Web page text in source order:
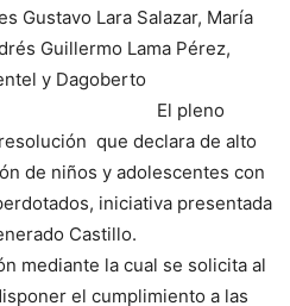
Gustavo Lara Salazar, María
Guillermo Lama Pérez,
y Dagoberto
El pleno
que declara de alto
de niños y adolescentes con
iniciativa presentada
Castillo.
mediante la cual se solicita al
el cumplimiento a las